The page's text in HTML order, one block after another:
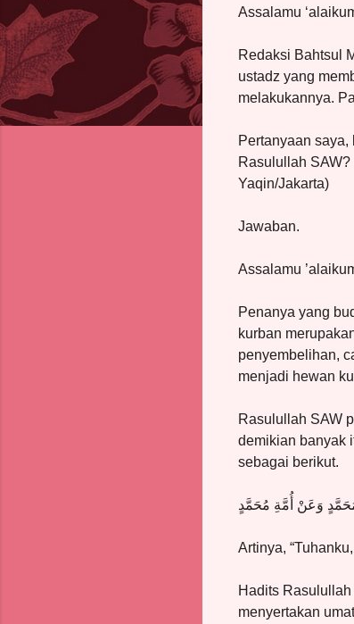
Assalamu
Redaksi Bahtsul
ustadz yang
melakukannya.
Pertanyaan
Rasulullah SAW?
Yaqin/Jakarta)
Jawaban.
Assalamu
Penanya yang
kurban
penyembelihan,
menjadi hewan
Rasulullah SAW
demikian banyak
sebagai berikut.
مُحَمَّدٍ وَعَنْ أُمَّةِ مُحَمَّدٍ
Artinya,
Hadits
menyertakan